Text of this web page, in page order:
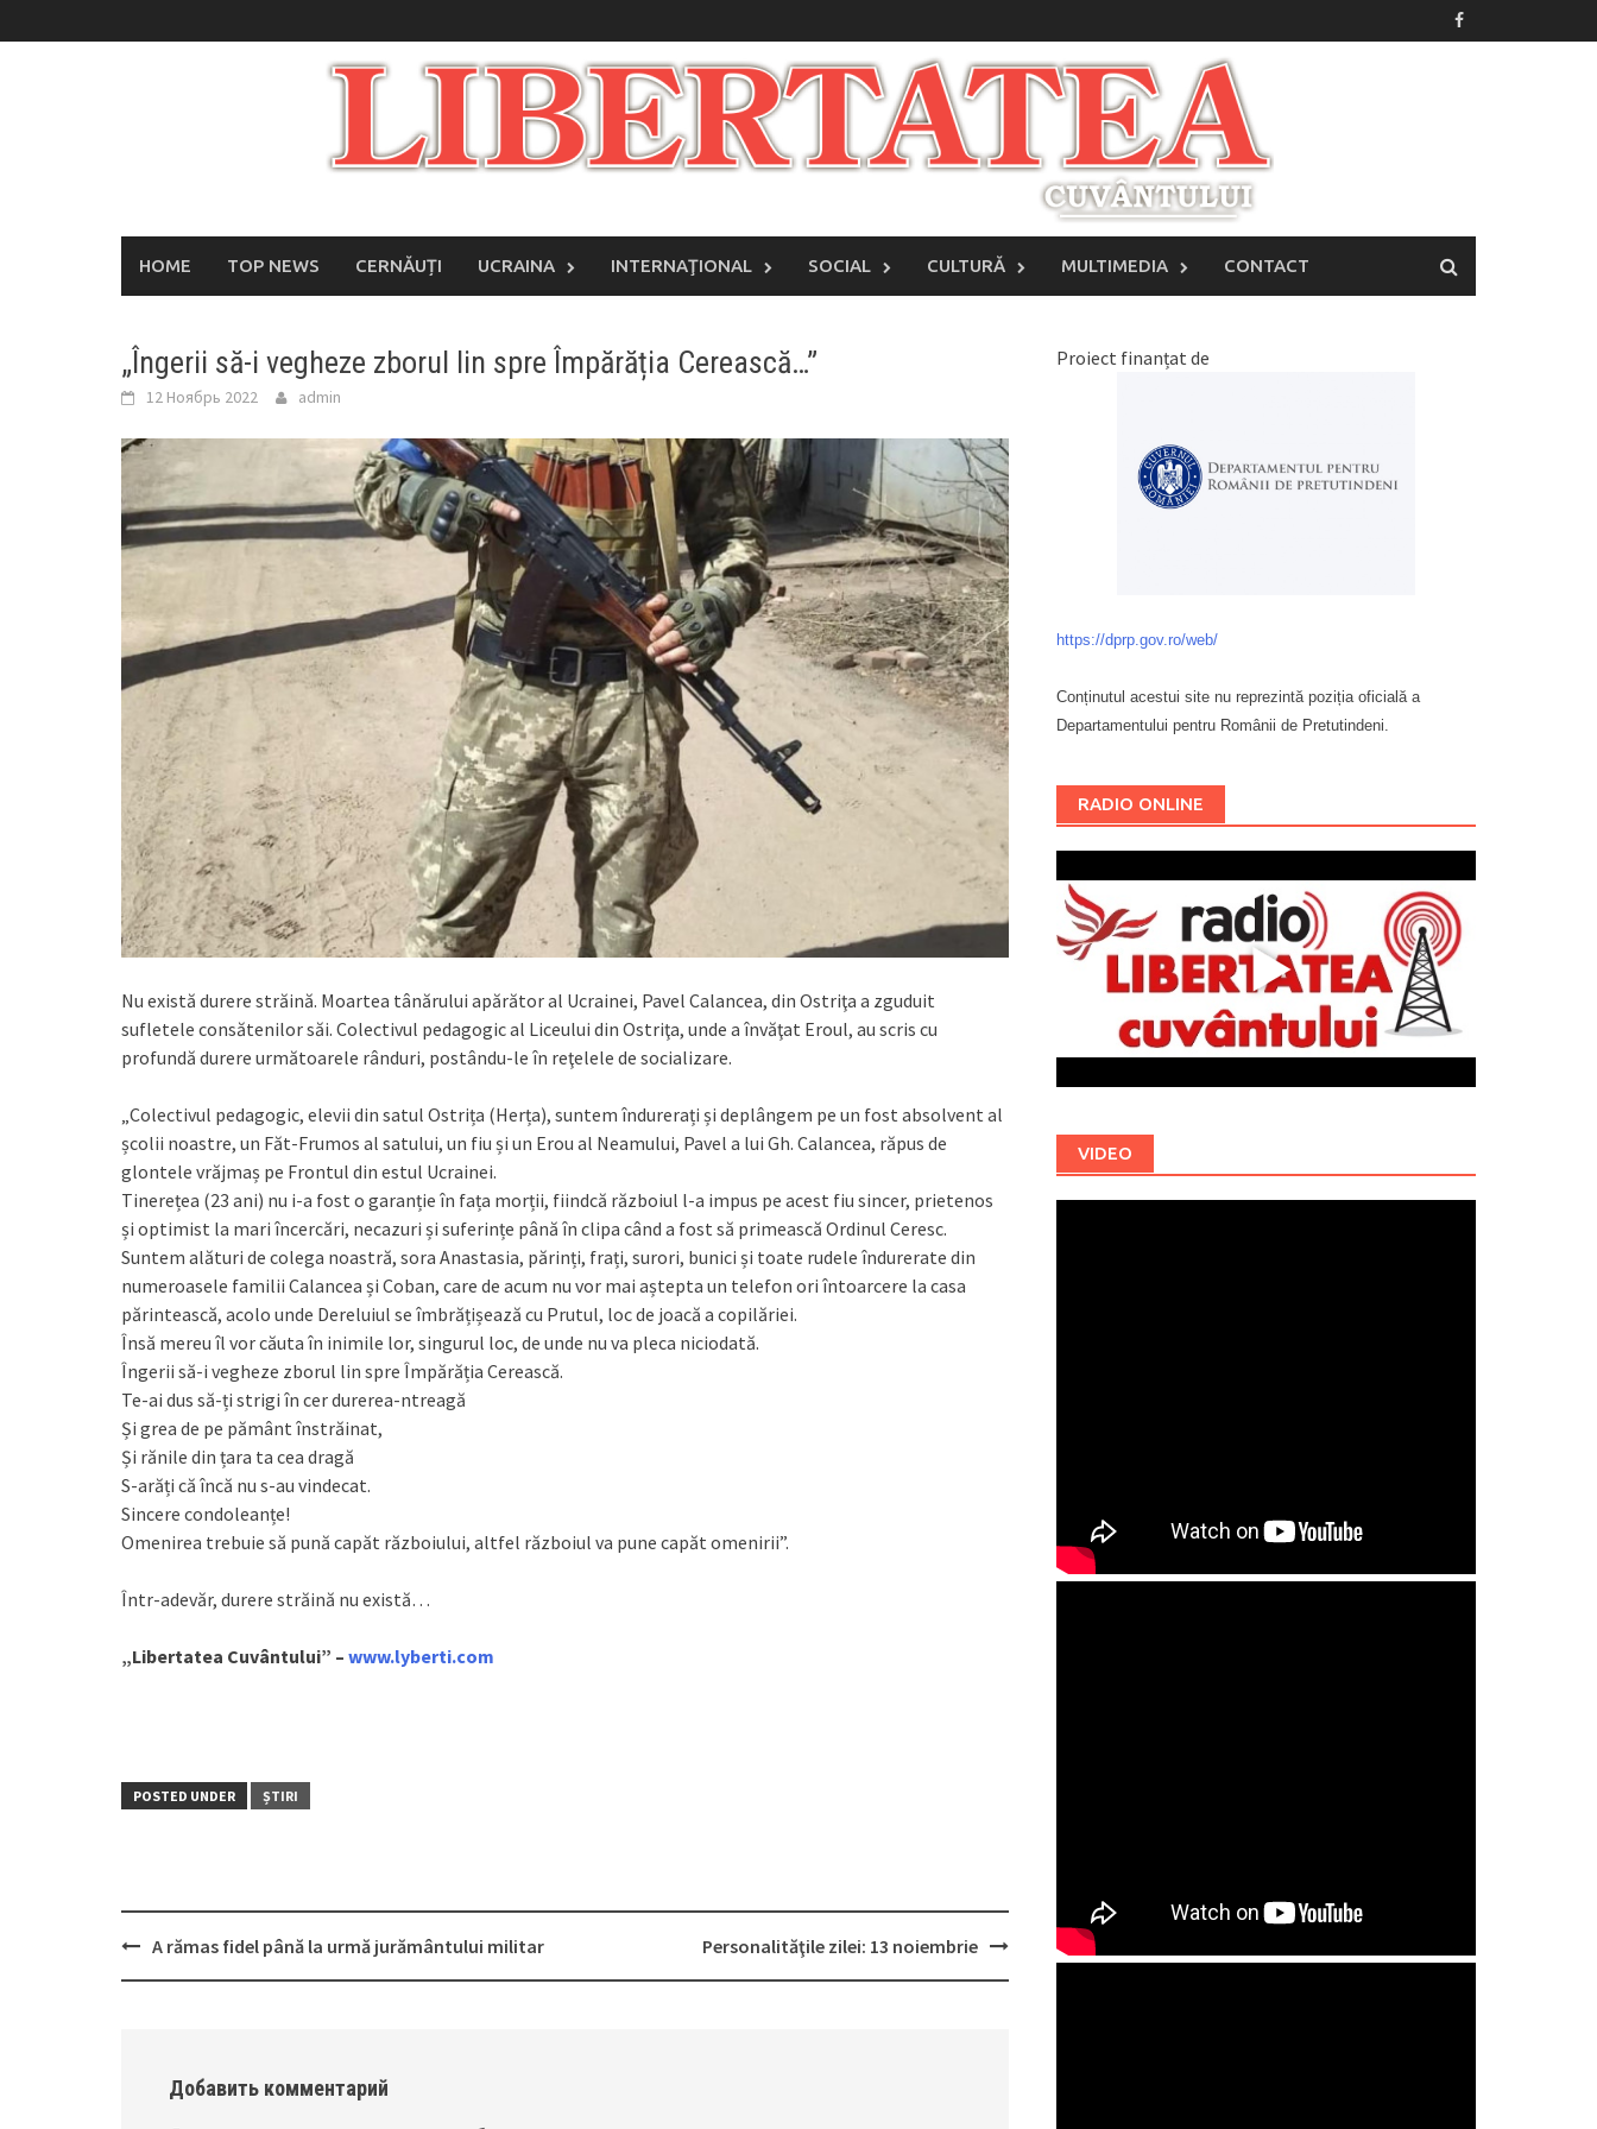
to
HOME TOP NEWS CERNĂUȚI UCRAINA INTERNAŢIONAL SOCIAL CULTURĂ MULTIMEDIA CONTACT
„Îngerii să-i vegheze zborul lin spre Împărăția Cerească…”
12 Ноябрь 2022 admin
Nu există durere străină. Moartea tânărului apărător al Ucrainei, Pavel Calancea, din Ostriţa a zguduit
sufletele consătenilor săi. Colectivul pedagogic al Liceului din Ostriţa, unde a învăţat Eroul, au scris cu
profundă durere următoarele rânduri, postându-le în reţelele de socializare.
„Colectivul pedagogic, elevii din satul Ostrița (Herța), suntem îndurerați și deplângem pe un fost absolvent al
școlii noastre, un Făt-Frumos al satului, un fiu și un Erou al Neamului, Pavel a lui Gh. Calancea, răpus de
glontele vrăjmaș pe Frontul din estul Ucrainei.
Tinerețea (23 ani) nu i-a fost o garanție în fața morții, fiindcă războiul l-a impus pe acest fiu sincer, prietenos
și optimist la mari încercări, necazuri și suferințe până în clipa când a fost să primească Ordinul Ceresc.
Suntem alături de colega noastră, sora Anastasia, părinți, frați, surori, bunici și toate rudele îndurerate din
numeroasele familii Calancea și Coban, care de acum nu vor mai aștepta un telefon ori întoarcere la casa
părintească, acolo unde Dereluiul se îmbrățișează cu Prutul, loc de joacă a copilăriei.
Însă mereu îl vor căuta în inimile lor, singurul loc, de unde nu va pleca niciodată.
Îngerii să-i vegheze zborul lin spre Împărăția Cerească.
Te-ai dus să-ți strigi în cer durerea-ntreagă
Și grea de pe pământ înstrăinat,
Și rănile din țara ta cea dragă
S-arăți că încă nu s-au vindecat.
Sincere condoleanțe!
Omenirea trebuie să pună capăt războiului, altfel războiul va pune capăt omenirii”.
Într-adevăr, durere străină nu există…
„Libertatea Cuvântului” – www.lyberti.com
POSTED UNDER ȘTIRI
Post
A rămas fidel până la urmă jurământului militar Personalităţile zilei: 13 noiembrie
Добавить комментарий
Proiect finanțat de
https://dprp.gov.ro/web/
Conținutul acestui site nu reprezintă poziția oficială a
Departamentului pentru Românii de Pretutindeni.
RADIO ONLINE
VIDEO